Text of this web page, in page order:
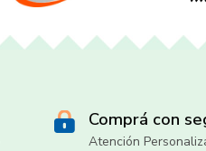
Comprá con
Atención